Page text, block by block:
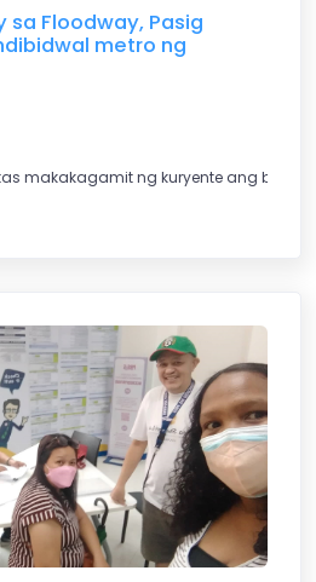
sa Floodway, Pasig
metro ng
makakagamit ng kuryente ang